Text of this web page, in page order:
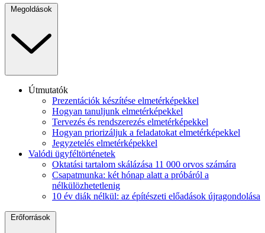
Megoldások
Útmutatók
Prezentációk készítése elmetérképekkel
Hogyan tanuljunk elmetérképekkel
Tervezés és rendszerezés elmetérképekkel
Hogyan priorizáljuk a feladatokat elmetérképekkel
Jegyzetelés elmetérképekkel
Valódi ügyféltörténetek
Oktatási tartalom skálázása 11 000 orvos számára
Csapatmunka: két hónap alatt a próbáról a
nélkülözhetetlenig
10 év diák nélkül: az építészeti előadások újragondolása
Erőforrások